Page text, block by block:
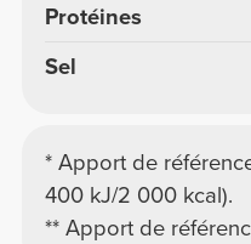
Protéines
Sel
* Apport de
400 kJ/2 000 kcal).
** Apport de